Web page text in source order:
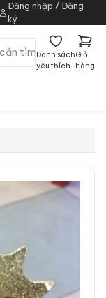
Đăng nhập / Đăng
ký
Danh sách
yêu thích
Giỏ
hàng